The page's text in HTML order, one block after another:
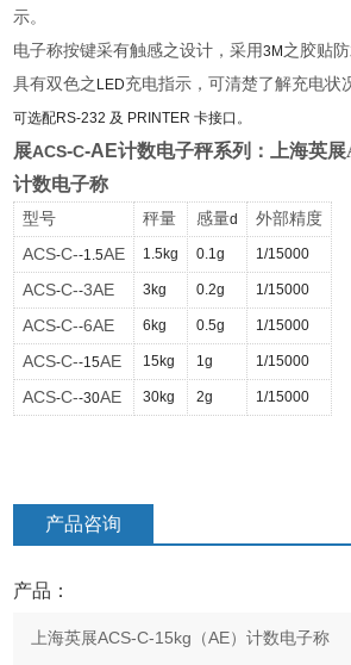
示。
电子称按键采有触感之设计，采用3M 之胶贴防水
具有双色之 LED充电指示，可清楚了解充电状
可选配RS-232 及 PRINTER卡接口。
展ACS-C-AE计数电子秤系列：
上海英
计数电子称
型号 秤量 感量d 外部精度
ACS-C--1.5AE 1.5kg 0.1g 1/15000
ACS-C--3AE 3kg 0.2g 1/15000
ACS-C--6AE 6kg 0.5g 1/15000
ACS-C--15AE 15kg 1g 1/15000
ACS-C--30AE 30kg 2g 1/15000
产品咨询
产品：